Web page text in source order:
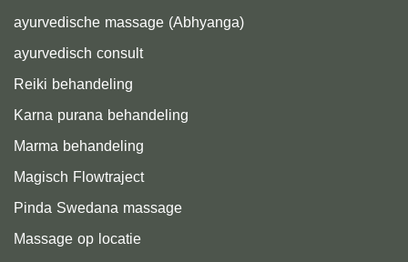
ayurvedische massage (Abhyanga)
ayurvedisch consult
Reiki behandeling
Karna purana behandeling
Marma behandeling
Magisch Flowtraject
Pinda Swedana massage
Massage op locatie